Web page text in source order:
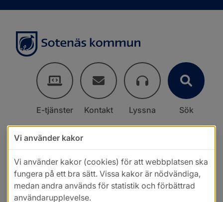
E-tjänster Kontakt Lyssna Sök
Vi använder kakor
Vi använder kakor (cookies) för att webbplatsen ska
fungera på ett bra sätt. Vissa kakor är nödvändiga,
medan andra används för statistik och förbättrad
användarupplevelse.